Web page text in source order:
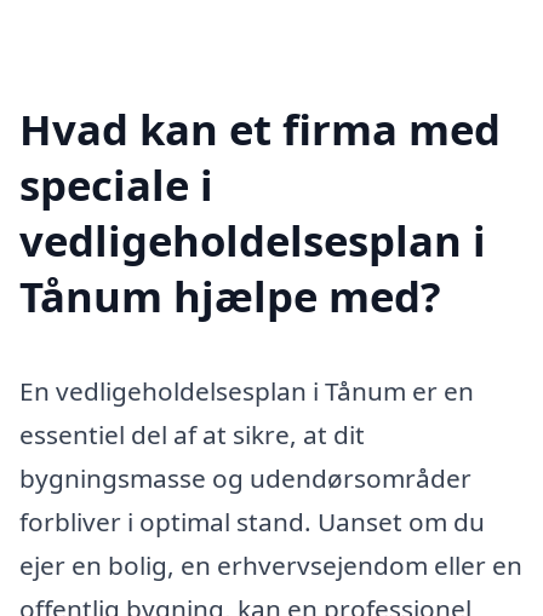
Hvad kan et firma med
speciale i
vedligeholdelsesplan i
Tånum hjælpe med?
En vedligeholdelsesplan i Tånum er en
essentiel del af at sikre, at dit
bygningsmasse og udendørsområder
forbliver i optimal stand. Uanset om du
ejer en bolig, en erhvervsejendom eller en
offentlig bygning, kan en professionel